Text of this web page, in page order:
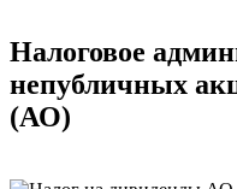
Налоговое
непубличных
(АО)